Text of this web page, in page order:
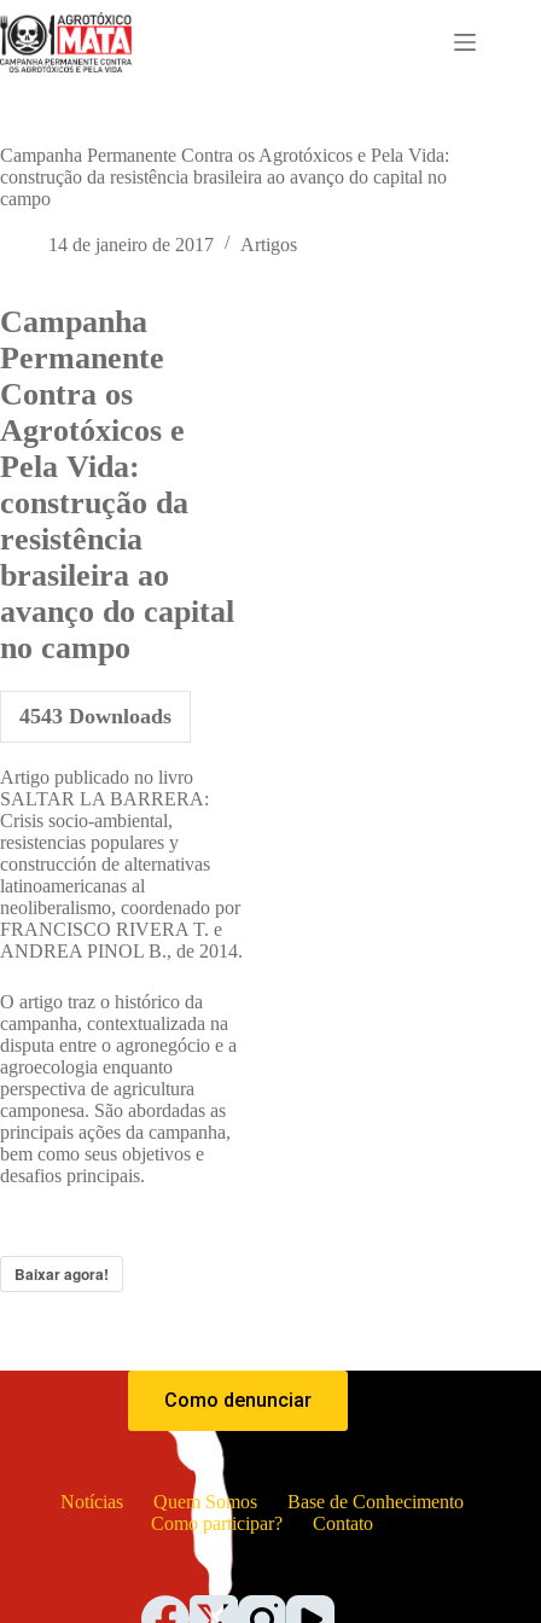
para
o
conteúdo
Campanha Permanente Contra os Agrotóxicos e Pela Vida:
construção da resistência brasileira ao avanço do capital no
campo
14 de janeiro de 2017 Artigos
Campanha
Permanente
Contra os
Agrotóxicos e
Pela Vida:
construção da
resistência
brasileira ao
avanço do capital
no campo
4543 Downloads
Artigo publicado no livro
SALTAR LA BARRERA:
Crisis socio-ambiental,
resistencias populares y
construcción de alternativas
latinoamericanas al
neoliberalismo, coordenado por
FRANCISCO RIVERA T. e
ANDREA PINOL B., de 2014.
O artigo traz o histórico da
campanha, contextualizada na
disputa entre o agronegócio e a
agroecologia enquanto
perspectiva de agricultura
camponesa. São abordadas as
principais ações da campanha,
bem como seus objetivos e
desafios principais.
Baixar agora!
Como denunciar
Notícias Quem Somos
Base de Conhecimento
Como participar?
Contato